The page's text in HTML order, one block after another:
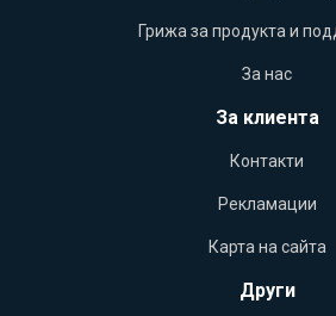
Грижа за продукта и
За нас
За клиента
Контакти
Рекламации
Карта на сайта
Други